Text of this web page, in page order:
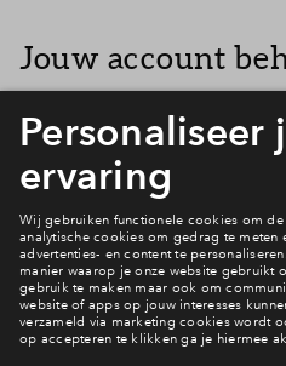
Jouw account
berichten lezen, documenten
gestart jouw voorkeuren
ziet en je hebt nog geen
snel een aan.
Neem contact met